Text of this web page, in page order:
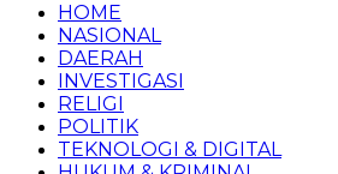
HOME
NASIONAL
DAERAH
INVESTIGASI
RELIGI
POLITIK
TEKNOLOGI & DIGITAL